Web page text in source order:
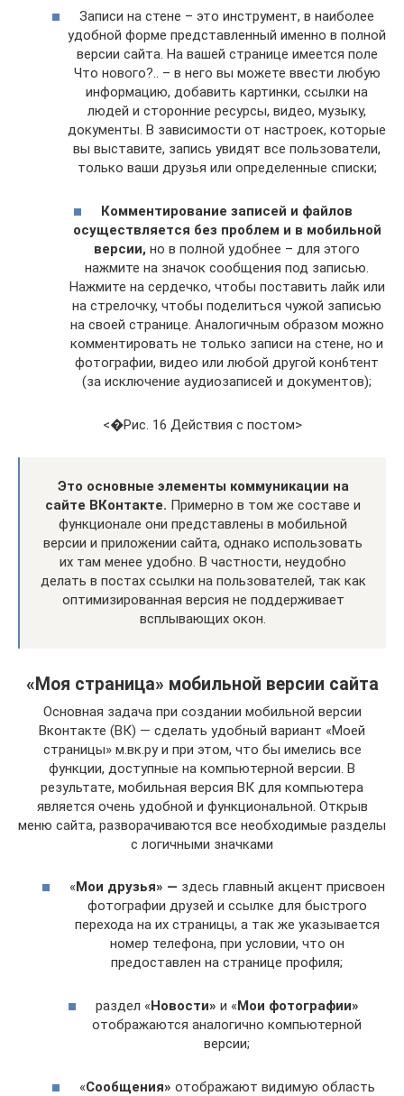
Записи на стене – это инструмент, в наиболее
удобной форме представленный именно в полной
версии сайта. На вашей странице имеется поле
Что нового?.. – в него вы можете ввести любую
информацию, добавить картинки, ссылки на
людей и сторонние ресурсы, видео, музыку,
документы. В зависимости от настроек, которые
вы выставите, запись увидят все пользователи,
только ваши друзья или определенные списки;
Комментирование записей и файлов
осуществляется без проблем и в мобильной
версии, но в полной удобнее – для этого
нажмите на значок сообщения под записью.
Нажмите на сердечко, чтобы поставить лайк или
на стрелочку, чтобы поделиться чужой записью
на своей странице. Аналогичным образом можно
комментировать не только записи на стене, но и
фотографии, видео или любой другой кон6тент
(за исключение аудиозаписей и документов);
<�Рис. 16 Действия с постом>
Это основные элементы коммуникации на
сайте ВКонтакте. Примерно в том же составе и
функционале они представлены в мобильной
версии и приложении сайта, однако использовать
их там менее удобно. В частности, неудобно
делать в постах ссылки на пользователей, так как
оптимизированная версия не поддерживает
всплывающих окон.
«Моя страница» мобильной версии сайта
Основная задача при создании мобильной версии
Вконтакте (ВК) — сделать удобный вариант «Моей
страницы» м.вк.ру и при этом, что бы имелись все
функции, доступные на компьютерной версии. В
результате, мобильная версия ВК для компьютера
является очень удобной и функциональной. Открыв
меню сайта, разворачиваются все необходимые разделы
с логичными значками
«Мои друзья» — здесь главный акцент присвоен
фотографии друзей и ссылке для быстрого
перехода на их страницы, а так же указывается
номер телефона, при условии, что он
предоставлен на странице профиля;
раздел «Новости» и «Мои фотографии»
отображаются аналогично компьютерной
версии;
«Сообщения» отображают видимую область